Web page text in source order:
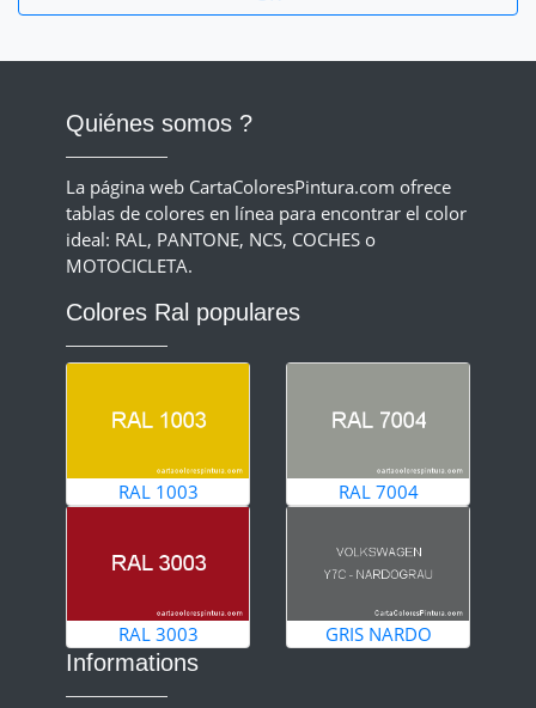
Quiénes somos ?
La página web CartaColoresPintura.com ofrece
tablas de colores en línea para encontrar el color
ideal: RAL, PANTONE, NCS, COCHES o
MOTOCICLETA.
Colores Ral populares
RAL 1003 RAL 7004
RAL 3003 GRIS NARDO
Informations